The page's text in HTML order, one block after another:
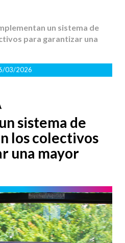
un sistema de
para garantizar una
03/2026
sistema de
los colectivos
una mayor